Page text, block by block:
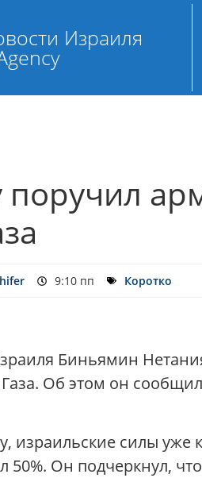
Израиля
поручил
9:10 пп Коротко
Биньямин
Газа. Об этом он
израильские силы уже
50%. Он подчеркнул,